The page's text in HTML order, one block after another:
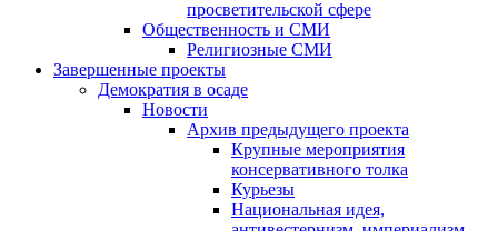
просветительской сфере
Общественность и СМИ
Религиозные СМИ
Завершенные проекты
Демократия в осаде
Новости
Архив предыдущего проекта
Крупные мероприятия
консервативного толка
Курьезы
Национальная идея,